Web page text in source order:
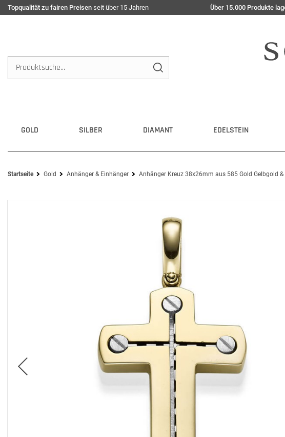
Topqualität zu fairen Preisen seit über 15 Jahren Über 15.000 Produkte
GOLD SILBER DIAMANT EDELSTEIN
Startseite Gold Anhänger & Einhänger Anhänger Kreuz 38x26mm aus 585 Gold Gelbgold